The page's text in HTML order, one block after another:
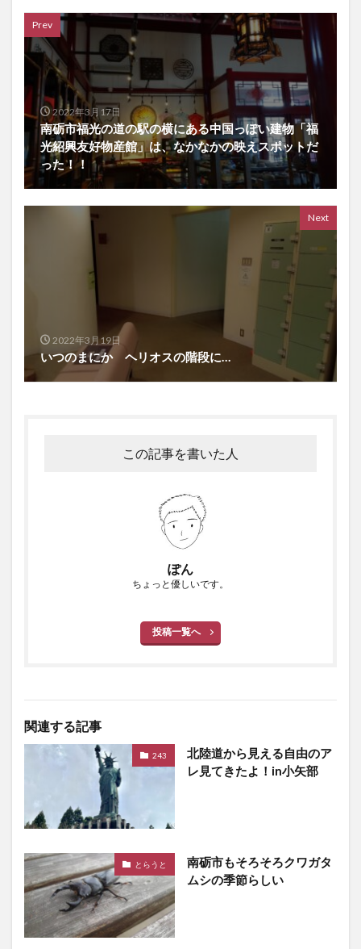
Prev
2022年3月17日
南砺市福光の道の駅の横にある中国っぽい建物「福
光紹興友好物産館」は、なかなかの映えスポットだ
った！！
Next
2022年3月19日
いつのまにか ヘリオスの階段に…
この記事を書いた人
ぽん
ちょっと優しいです。
投稿一覧へ
関連する記事
243
北陸道から見える自由のア
レ見てきたよ！in小矢部
とらうと
南砺市もそろそろクワガタ
ムシの季節らしい